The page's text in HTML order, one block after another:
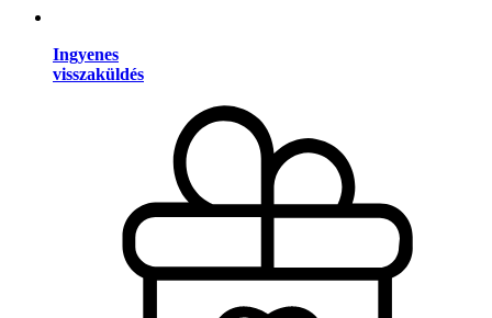
Ingyenes
visszaküldés